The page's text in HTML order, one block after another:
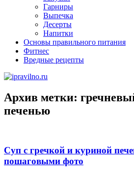
Гарниры
Выпечка
Десерты
Напитки
Основы правильного питания
Фитнес
Вредные рецепты
Архив метки:
печенью
Суп с гречкой и куриной
пошаговыми фото